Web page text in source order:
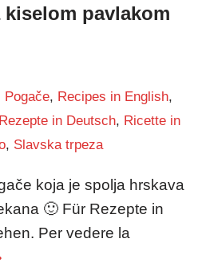
pavlakom
Pogače, Recipes in English,
Rezepte in Deutsch, Ricette in
, Slavska trpeza
koja je spolja hrskava
🙂 Für Rezepte in
Per vedere la